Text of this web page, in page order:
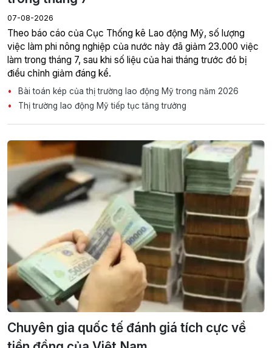
07-08-2026
Theo báo cáo của Cục Thống kê Lao động Mỹ, số lượng
việc làm phi nông nghiệp của nước này đã giảm 23.000 việc
làm trong tháng 7, sau khi số liệu của hai tháng trước đó bị
điều chỉnh giảm đáng kể.
Bài toán kép của thị trường lao động Mỹ trong năm 2026
Thị trường lao động Mỹ tiếp tục tăng trưởng
Chuyên gia quốc tế đánh giá tích cực về